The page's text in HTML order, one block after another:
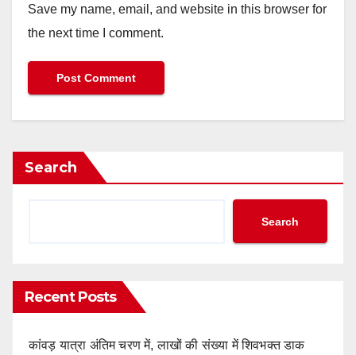
Save my name, email, and website in this browser for
the next time I comment.
Search
Search
Recent Posts
कांवड़ यात्रा अंतिम चरण में, लाखों की संख्या में शिवभक्त डाक